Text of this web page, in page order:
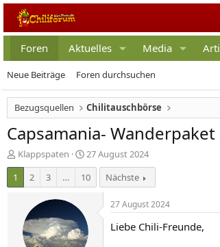
Foren Aktuelles Media
Neue Beiträge Foren durchsuchen
Bezugsquellen Chilitauschbörse
Capsamania-
E
r
t
Klappspaten
E
r
s
t
l
t
27 August 2024
1
2 3 … 10 Nächste
27 August 2024
Liebe Chili-Freunde,